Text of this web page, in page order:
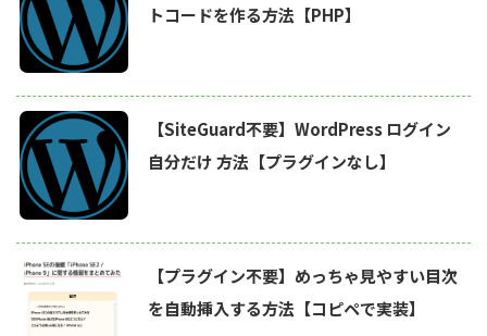
トコードを作る方法【PHP】
【SiteGuard不要】WordPress ログイン
自分だけ 方法【プラグインなし】
【プラグイン不要】めっちゃ見やすい目次
を自動挿入する方法【コピペで実装】